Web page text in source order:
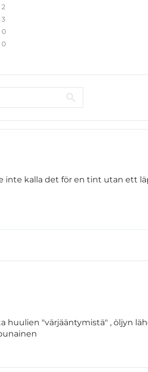
2
3
0
0
inte kalla det för en tint utan ett
"värjääntymistä" , öljyn